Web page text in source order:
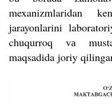
mexanizmlaridan
jarayonlarini
chuqurroq vа
maqsadida joriy